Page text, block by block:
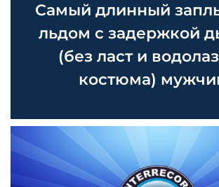
Самый длинный
льдом с задержкой
(без ласт и
костюма)